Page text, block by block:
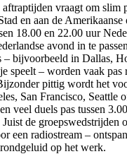
vraagt om slim
en aan de Amerikaanse
18.00 en 22.00 uur
avond in te
– bijvoorbeeld in Dallas,
speelt – worden vaak pas
pittig wordt het
San Francisco, Seattle
veel duels pas tussen
de groepswedstrijden
een radiostream –
op het werk.